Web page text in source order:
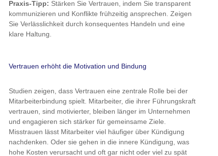
Vertrauen erhöht die Motivation und Bindung
vertrauen, sind motivierter, bleiben länger im Unternehmen und
Mitarbeiter viel häufiger über Kündigung nachdenken. Oder sie
gehen in die innere Kündigung, was hohe Kosten verursacht und
oft gar nicht oder viel zu spät erkannt wird.